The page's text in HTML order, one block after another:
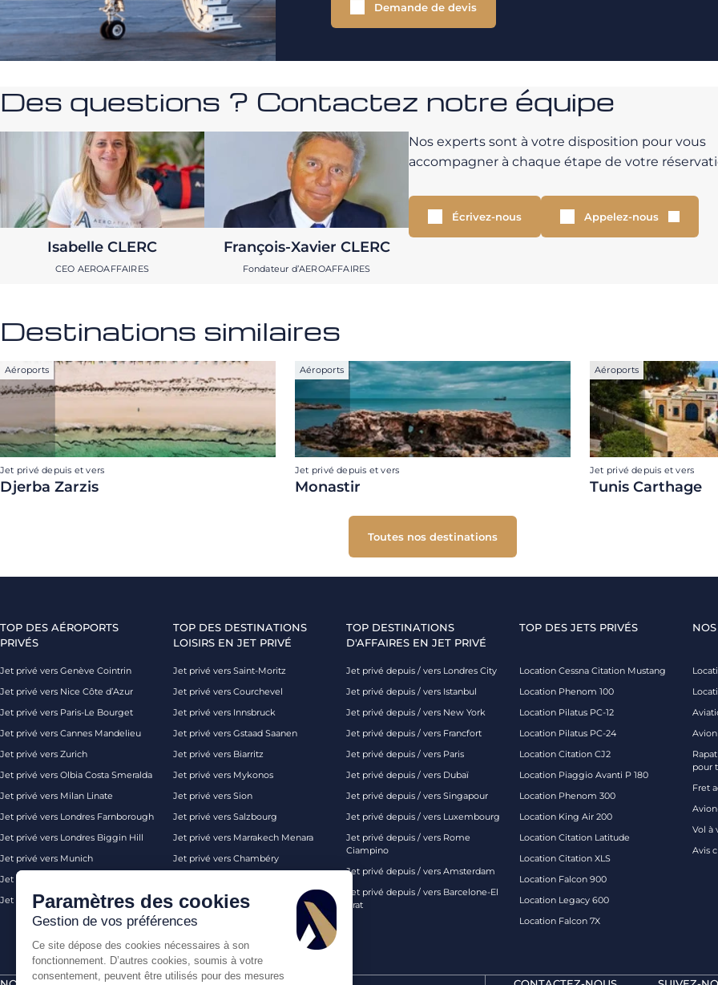
Demande de devis
Des questions ? Contactez notre équipe
Isabelle CLERC
CEO AEROAFFAIRES
François-Xavier CLERC
Fondateur d’AEROAFFAIRES
Nos experts sont à votre disposition pour vous
accompagner à chaque étape de votre
Écrivez-nous Appelez-nous
Destinations similaires
Aéroports
Jet privé depuis et vers
Djerba Zarzis
Aéroports
Jet privé depuis et vers
Monastir
Aéroports
Jet privé depuis et vers
Tunis Carthage
Toutes nos destinations
TOP DES AÉROPORTS
PRIVÉS
Jet privé vers Genève Cointrin
Jet privé vers Nice Côte d’Azur
Jet privé vers Paris-Le Bourget
Jet privé vers Cannes Mandelieu
Jet privé vers Zurich
Jet privé vers Olbia Costa Smeralda
Jet privé vers Milan Linate
Jet privé vers Londres Farnborough
Jet privé vers Londres Biggin Hill
Jet privé vers Munich
Jet privé vers Monaco
Jet privé vers Palma de Majorque
TOP DES DESTINATIONS
LOISIRS EN JET PRIVÉ
Jet privé vers Saint-Moritz
Jet privé vers Courchevel
Jet privé vers Innsbruck
Jet privé vers Gstaad Saanen
Jet privé vers Biarritz
Jet privé vers Mykonos
Jet privé vers Sion
Jet privé vers Salzbourg
Jet privé vers Marrakech Menara
Jet privé vers Chambéry
Jet privé vers Londres
TOP DESTINATIONS
D'AFFAIRES EN JET PRIVÉ
Jet privé depuis / vers Londres City
Jet privé depuis / vers Istanbul
Jet privé depuis / vers New York
Jet privé depuis / vers Francfort
Jet privé depuis / vers Paris
Jet privé depuis / vers Dubaï
Jet privé depuis / vers Singapour
Jet privé depuis / vers Luxembourg
Jet privé depuis / vers Rome
Ciampino
Jet privé depuis / vers Amsterdam
Jet privé depuis / vers Barcelone-El
Prat
TOP DES JETS PRIVÉS
Location Cessna Citation Mustang
Location Phenom 100
Location Pilatus PC-12
Location Pilatus PC-24
Location Citation CJ2
Location Piaggio Avanti P 180
Location Phenom 300
Location King Air 200
Location Citation Latitude
Location Citation XLS
Location Falcon 900
Location Legacy 600
Location Falcon 7X
pour
Fret
Vol à
Avis
Paramètres des cookies
Gestion de vos préférences
Ce site dépose des cookies nécessaires à son
fonctionnement. D’autres cookies, soumis à votre
consentement, peuvent être utilisés pour des mesures